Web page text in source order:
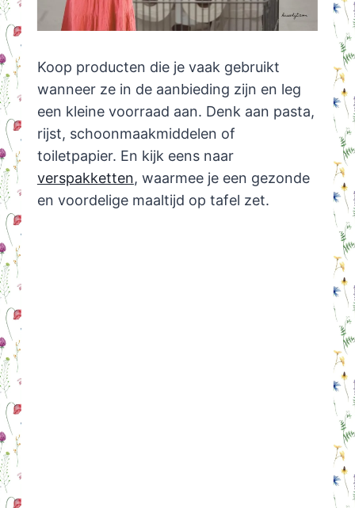
Koop producten die je vaak gebruikt
wanneer ze in de aanbieding zijn en leg
een kleine voorraad aan. Denk aan pasta,
rijst, schoonmaakmiddelen of
toiletpapier. En kijk eens naar
verspakketten, waarmee je een gezonde
en voordelige maaltijd op tafel zet.